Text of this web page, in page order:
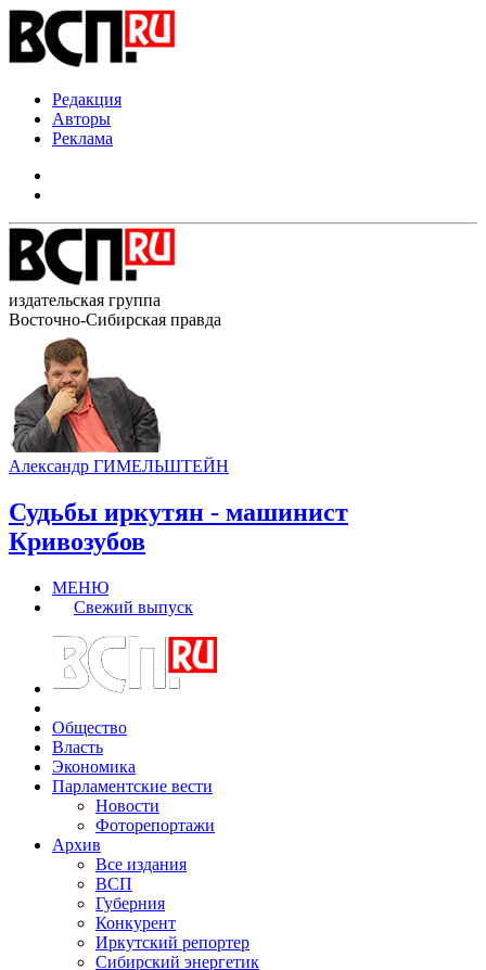
Редакция
Авторы
Реклама
издательская группа
Восточно-Сибирская правда
Александр ГИМЕЛЬШТЕЙН
Судьбы иркутян - машинист
Кривозубов
МЕНЮ
Свежий выпуск
Общество
Власть
Экономика
Парламентские вести
Новости
Фоторепортажи
Архив
Все издания
ВСП
Губерния
Конкурент
Иркутский репортер
Сибирский энергетик